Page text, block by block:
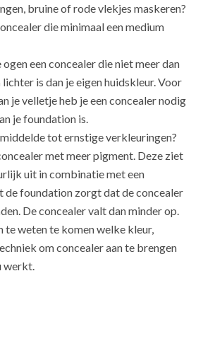
bruine of rode vlekjes maskeren?
die minimaal een medium
een concealer die niet meer dan
is dan je eigen huidskleur. Voor
je velletje heb je een concealer nodig
je foundation is.
tot ernstige verkleuringen?
met meer pigment. Deze ziet
uit in combinatie met een
de foundation zorgt dat de concealer
De concealer valt dan minder op.
te weten te komen welke kleur,
om concealer aan te brengen
werkt.